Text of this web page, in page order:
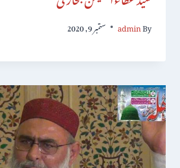
By
admin ستمبر 9, 2020